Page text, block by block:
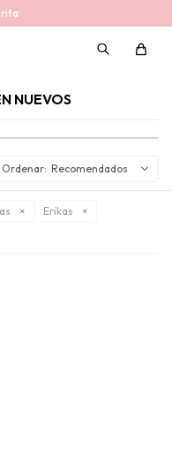
NUEVOS
Recomendados
Erikas